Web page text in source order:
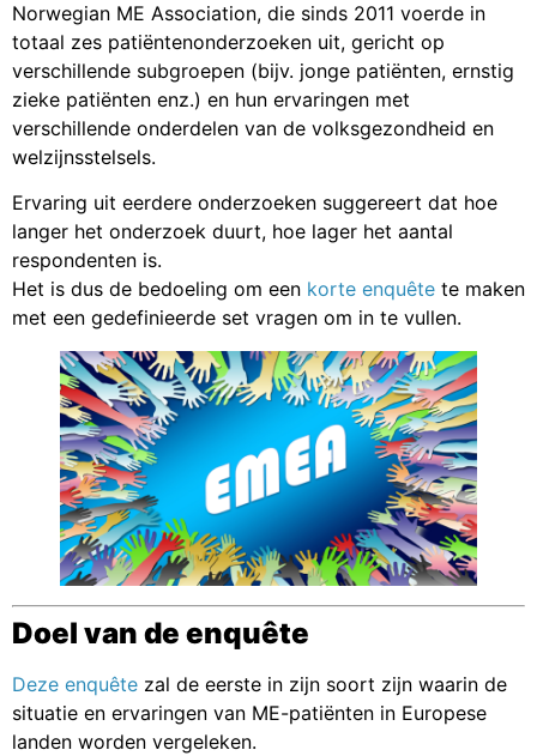
Norwegian ME Association, die sinds 2011 voerde in
totaal zes patiëntenonderzoeken uit, gericht op
verschillende subgroepen (bijv. jonge patiënten, ernstig
zieke patiënten enz.) en hun ervaringen met
verschillende onderdelen van de volksgezondheid en
welzijnsstelsels.
Ervaring uit eerdere onderzoeken suggereert dat hoe
langer het onderzoek duurt, hoe lager het aantal
respondenten is.
Het is dus de bedoeling om een ​​korte enquête te maken
met een gedefinieerde set vragen om in te vullen.
Doel van de enquête
Deze enquête zal de eerste in zijn soort zijn waarin de
situatie en ervaringen van ME-patiënten in Europese
landen worden vergeleken.